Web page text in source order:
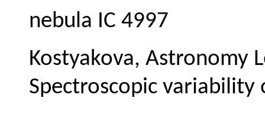
nebula IC 4997
Kostyakova, Astronomy
Spectroscopic variability